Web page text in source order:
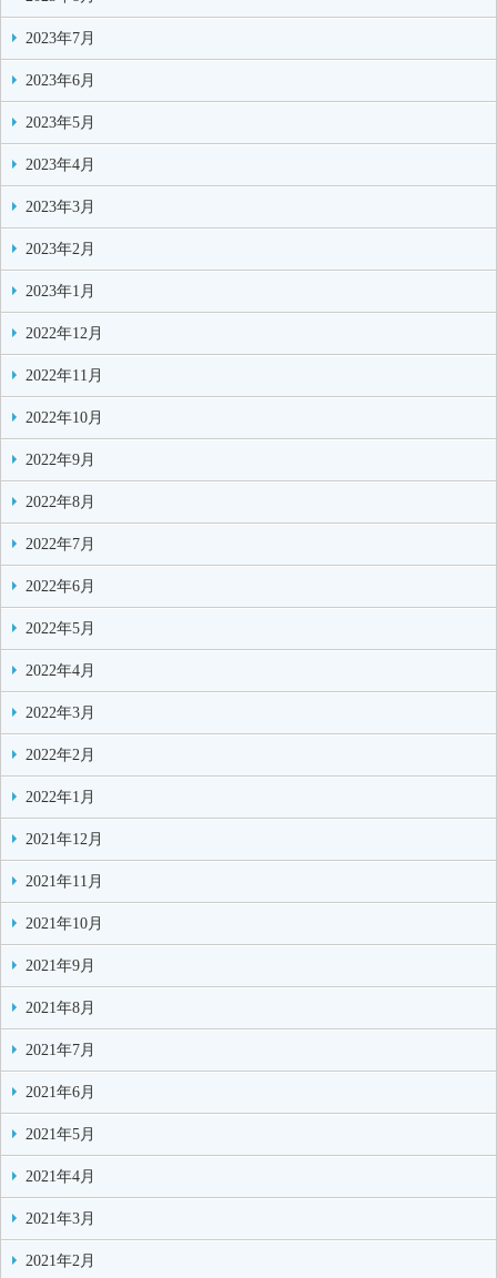
2023年7月
2023年6月
2023年5月
2023年4月
2023年3月
2023年2月
2023年1月
2022年12月
2022年11月
2022年10月
2022年9月
2022年8月
2022年7月
2022年6月
2022年5月
2022年4月
2022年3月
2022年2月
2022年1月
2021年12月
2021年11月
2021年10月
2021年9月
2021年8月
2021年7月
2021年6月
2021年5月
2021年4月
2021年3月
2021年2月